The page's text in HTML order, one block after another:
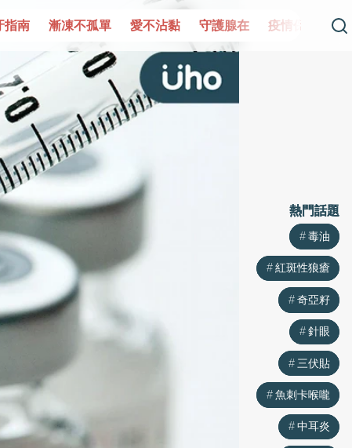
愛不沾黏 守護腺在 疫情保衛戰 再生醫學 愛的
熱門話題
毒油
紅斑性狼瘡
奇亞籽
針眼
三伏貼
魚刺卡喉嚨
中耳炎
熱門話題
毒油
紅斑性狼瘡
奇亞籽
針眼
三伏貼
魚刺卡喉嚨
中耳炎